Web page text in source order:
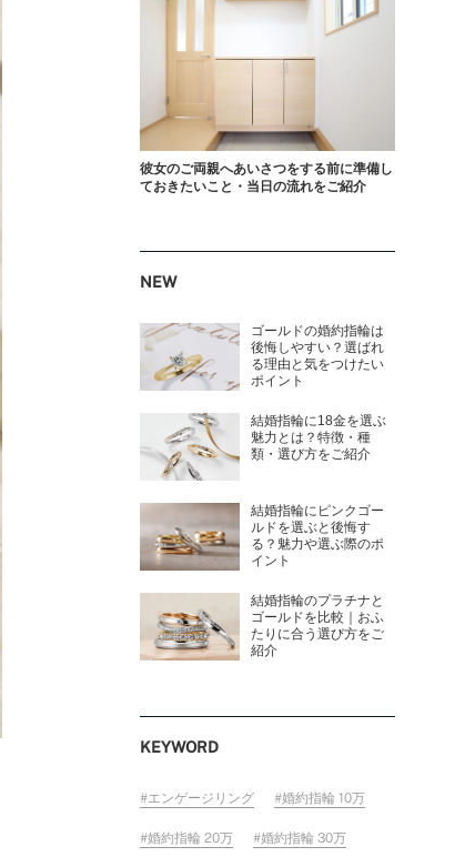
彼女のご両親へあいさつをする前に準備し
ておきたいこと・当日の流れをご紹介
NEW
ゴールドの婚約指輪は
後悔しやすい？選ばれ
る理由と気をつけたい
ポイント
結婚指輪に18金を選ぶ
魅力とは？特徴・種
類・選び方をご紹介
結婚指輪にピンクゴー
ルドを選ぶと後悔す
る？魅力や選ぶ際のポ
イント
結婚指輪のプラチナと
ゴールドを比較｜おふ
たりに合う選び方をご
紹介
KEYWORD
エンゲージリング 婚約指輪 10万
婚約指輪 20万 婚約指輪 30万